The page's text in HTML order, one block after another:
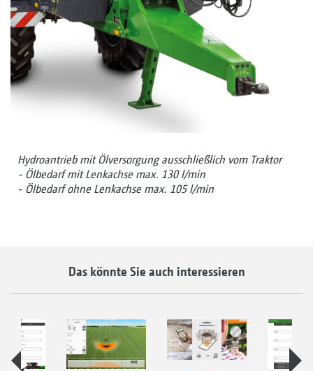
Hydroantrieb mit Ölversorgung ausschließlich vom Traktor
- Ölbedarf mit Lenkachse max. 130 l/min
- Ölbedarf ohne Lenkachse max. 105 l/min
Das könnte Sie auch interessieren